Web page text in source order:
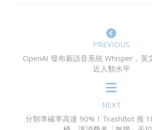
PREVIOUS
OpenAI 發布新語音系統 Whisper，英
近人類水平
NEXT
分類準確率高達 90%！TrashBot 推